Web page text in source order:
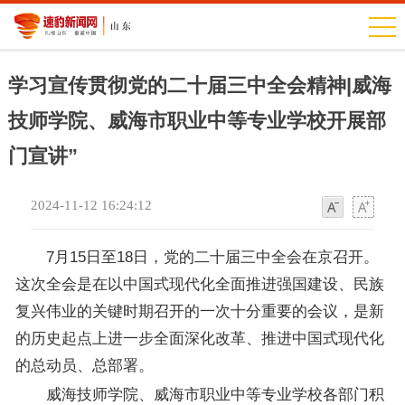
学习宣传贯彻党的二十届三中全会精神|威海
技师学院、威海市职业中等专业学校开展部
门宣讲”
2024-11-12 16:24:12
7月15日至18日，党的二十届三中全会在京召开。
这次全会是在以中国式现代化全面推进强国建设、民族
复兴伟业的关键时期召开的一次十分重要的会议，是新
的历史起点上进一步全面深化改革、推进中国式现代化
的总动员、总部署。
威海技师学院、威海市职业中等专业学校各部门积